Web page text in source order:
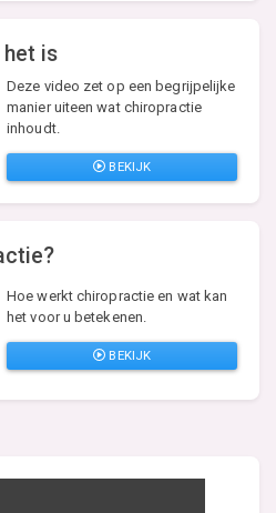
is
Deze video zet op een begrijpelijke
manier uiteen wat chiropractie
inhoudt.
BEKIJK
Hoe werkt chiropractie en wat kan
het voor u betekenen.
BEKIJK